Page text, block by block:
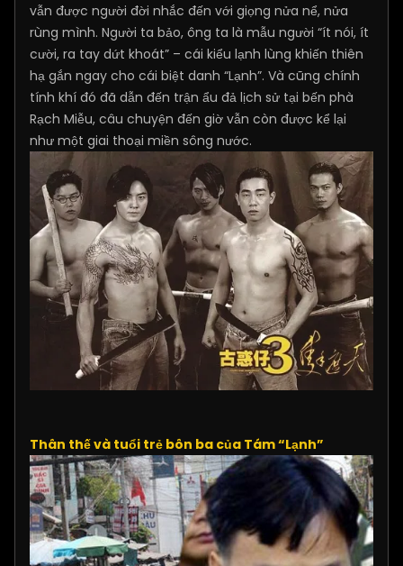
vẫn được người đời nhắc đến với giọng nửa nể, nửa
rùng mình. Người ta bảo, ông ta là mẫu người “ít nói, ít
cười, ra tay dứt khoát” – cái kiểu lạnh lùng khiến thiên
hạ gắn ngay cho cái biệt danh “Lạnh”. Và cũng chính
tính khí đó đã dẫn đến trận ẩu đả lịch sử tại bến phà
Rạch Miễu, câu chuyện đến giờ vẫn còn được kể lại
như một giai thoại miền sông nước.
Thân thế và tuổi trẻ bôn ba của Tám “Lạnh”